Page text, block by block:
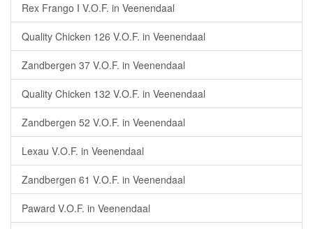
Rex Frango I V.O.F. in Veenendaal
Quality Chicken 126 V.O.F. in Veenendaal
Zandbergen 37 V.O.F. in Veenendaal
Quality Chicken 132 V.O.F. in Veenendaal
Zandbergen 52 V.O.F. in Veenendaal
Lexau V.O.F. in Veenendaal
Zandbergen 61 V.O.F. in Veenendaal
Paward V.O.F. in Veenendaal